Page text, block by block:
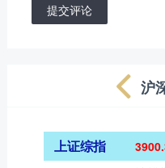
提交评论
沪
上证综指